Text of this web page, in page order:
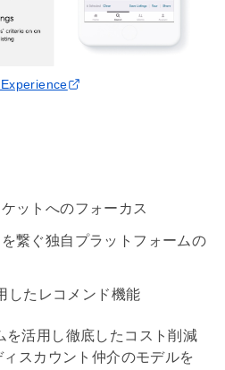
ットへのフォーカス
繋ぐ独自プラットフォームの
したレコメンド機能
活用し徹底したコスト削減
スカウント仲介のモデルを